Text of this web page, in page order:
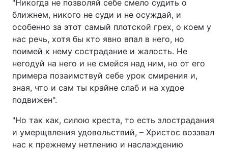
"Никогда не позволяй себе смело судить о
ближнем, никого не суди и не осуждай, и
особенно за этот самый плотской грех, о коем у
нас речь, хотя бы кто явно впал в него, но
поимей к нему сострадание и жалость. Не
негодуй на него и не смейся над ним, но от его
примера позаимствуй себе урок смирения и,
зная, что и сам ты крайне слаб и на худое
подвижен".
"Но так как, силою креста, то есть злострадания
и умерщвления удовольствий, – Христос воззвал
нас к прежнему нетлению и наслаждению